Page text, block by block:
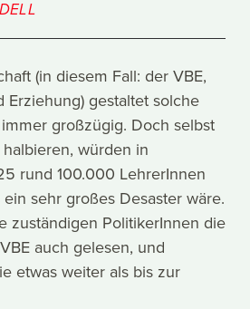
(in diesem Fall: der VBE,
Erziehung) gestaltet solche
großzügig. Doch selbst
würden in
rund 100.000 LehrerInnen
sehr großes Desaster wäre.
zuständigen PolitikerInnen die
auch gelesen, und
etwas weiter als bis zur